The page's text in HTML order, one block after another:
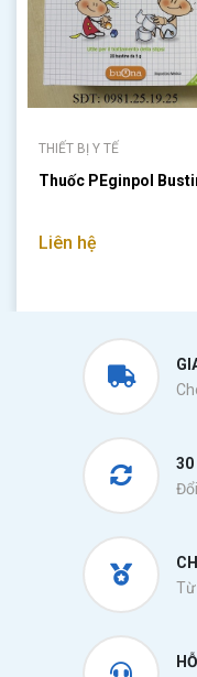
THIẾT BỊ Y TẾ
Thuốc PEginpol
Liên hệ
30
Từ